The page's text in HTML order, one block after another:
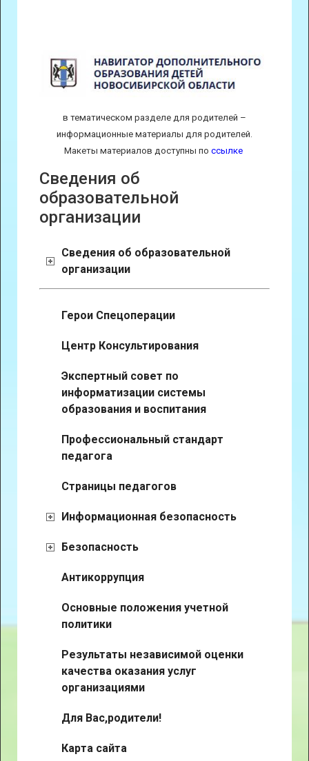
в тематическом разделе для родителей –
информационные материалы для родителей.
Макеты материалов доступны по ссылке
Сведения об
образовательной
организации
Сведения об образовательной
организации
Герои Спецоперации
Центр Консультирования
Экспертный совет по
информатизации системы
образования и воспитания
Профессиональный стандарт
педагога
Страницы педагогов
Информационная безопасность
Безопасность
Антикоррупция
Основные положения учетной
политики
Результаты независимой оценки
качества оказания услуг
организациями
Для Вас,родители!
Карта сайта